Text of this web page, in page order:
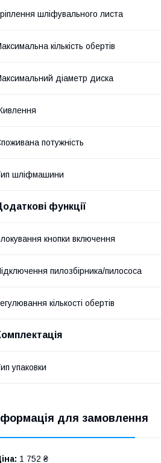
шліфувального листа
кількість обертів
діаметр диска
потужність
шліфмашини
функції
кнопки включення
пилозбірника/пилососа
кількості обертів
упаковки
для замовлення
1 752 ₴